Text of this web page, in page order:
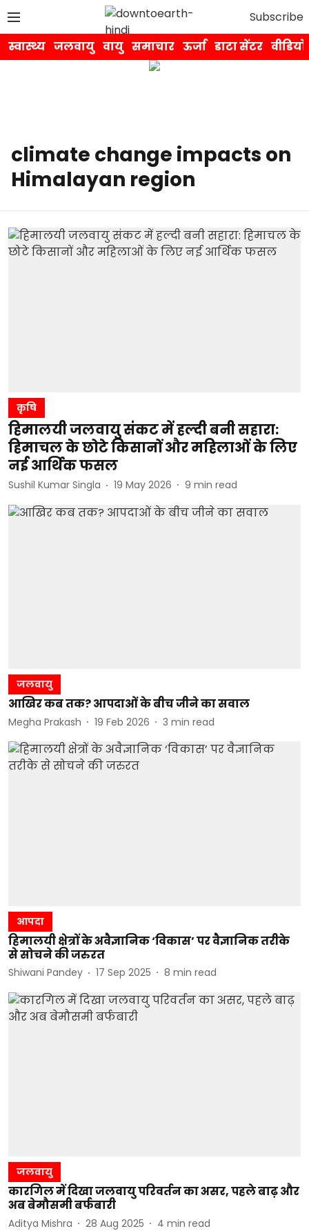
Subscribe
स्वास्थ्य जलवायु वायु समाचार ऊर्जा डाटा सेंटर वीडियो
climate change impacts on
Himalayan region
कृषि
हिमालयी जलवायु संकट में हल्दी बनी सहारा:
हिमाचल के छोटे किसानों और महिलाओं के लिए
नई आर्थिक फसल
Sushil Kumar Singla 19 May 2026 9 min read
जलवायु
आखिर कब तक? आपदाओं के बीच जीने का सवाल
Megha Prakash 19 Feb 2026 3 min read
आपदा
हिमालयी क्षेत्रों के अवैज्ञानिक ‘विकास’ पर वैज्ञानिक तरीके
से सोचने की जरुरत
Shiwani Pandey 17 Sep 2025 8 min read
जलवायु
कारगिल में दिखा जलवायु परिवर्तन का असर, पहले बाढ़ और
अब बेमौसमी बर्फबारी
Aditya Mishra 28 Aug 2025 4 min read